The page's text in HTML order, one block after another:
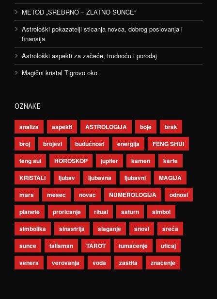
METOD „SREBRNO – ZLATNO SUNCE“
Astrološki pokazatelji sticanja novca, dobrog poslovanja i
finansija
Astrološki aspekti za začeće, trudnoću i porođaj
Magični kristal Tigrovo oko
OZNAKE
analiza aspekti ASTROLOGIJA boje
brak
broj
brojevi budućnost energija
FENG SHUI
feng šui
HOROSKOP jupiter kamen
karte
KRISTALI
ljubav ljubavna ljubavni
MAGIJA
mars
mesec novac NUMEROLOGIJA
odnosi
planete
proricanje ritual saturn
simbol
simbolika
sinastrija slaganje snovi
sreća
sunce
talisman TAROT tumačenje
uticaj
venera
verovanja voda zaštita značenje